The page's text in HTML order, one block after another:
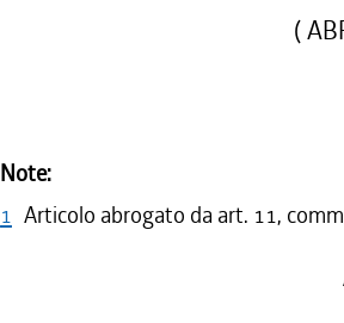
(
Note:
1 Articolo abrogato da art. 11,